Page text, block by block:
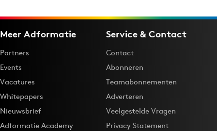
Meer Adformatie
Partners
Events
Vacatures
Whitepapers
Nieuwsbrief
Adformatie Academy
Service & Contact
Contact
Abonneren
Teamabonnementen
Adverteren
Veelgestelde Vragen
Privacy Statement